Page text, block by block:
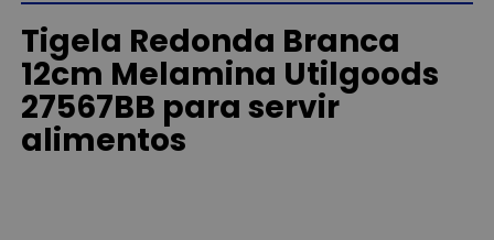
Tigela Redonda Branca
12cm Melamina Utilgoods
27567BB para servir
alimentos